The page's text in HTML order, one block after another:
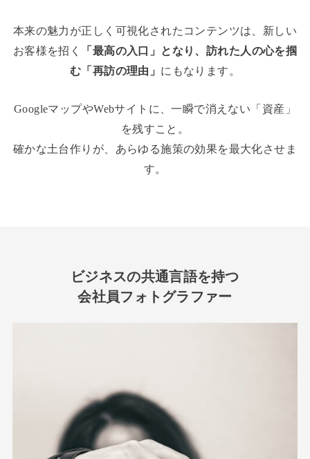
本来の魅力が正しく可視化されたコンテンツは、新しい
お客様を招く
「最高の入口」となり、訪れた人の心を掴
む「再訪の理由」 にもなります。
GoogleマップやWebサイトに、一瞬で消えない「資産」
を残すこと。
確かな土台作りが、あらゆる施策の効果を最大化させま
す。
ビジネスの共通言語を持つ
会社員フォトグラファー